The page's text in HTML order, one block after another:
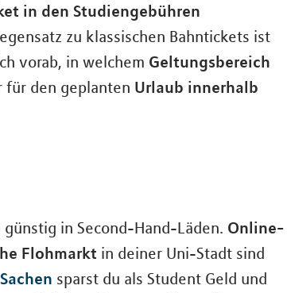
in den Studiengebühren
zu klassischen Bahntickets ist
vorab, in welchem Geltungsbereich
für den geplanten Urlaub innerhalb
in Second-Hand-Läden. Online-
Flohmarkt in deiner Uni-Stadt sind
sparst du als Student Geld und